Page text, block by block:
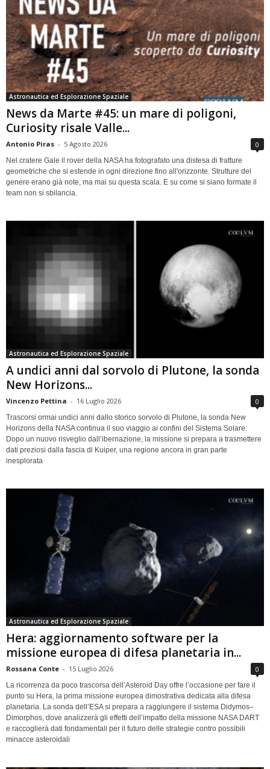
Astronautica ed Esplorazione Spaziale
News da Marte #45: un mare di poligoni,
Curiosity risale Valle...
Antonio Piras - 5 Agosto 2026 0
Nel cratere Gale il rover della NASA ha fotografato una distesa di fratture
geometriche che si estende in ogni direzione fino all'orizzonte. Strutture del
genere erano già note, ma mai su questa scala. E su come si siano formate il
team non si sbilancia.
Astronautica ed Esplorazione Spaziale
A undici anni dal sorvolo di Plutone, la sonda
New Horizons...
Vincenzo Pettina - 16 Luglio 2026 0
Trascorsi ormai undici anni dallo storico sorvolo di Plutone, la sonda New
Horizons della NASA continua il suo viaggio ai confini del Sistema Solare.
Dopo un nuovo risveglio dall’ibernazione, la missione si prepara a trasmettere
dati preziosi dalla fascia di Kuiper, una regione ancora in gran parte
inesplorata
Astronautica ed Esplorazione Spaziale
Hera: aggiornamento software per la
missione europea di difesa planetaria in...
Rossana Conte - 15 Luglio 2026 0
La ricorrenza da poco trascorsa dell’Asteroid Day offre l’occasione per fare il
punto su Hera, la prima missione europea dimostrativa dedicata alla difesa
planetaria. La sonda dell’ESA si prepara a raggiungere il sistema Didymos–
Dimorphos, dove analizzerà gli effetti dell’impatto della missione NASA DART
e raccoglierà dati fondamentali per il futuro delle strategie contro possibili
minacce asteroidali